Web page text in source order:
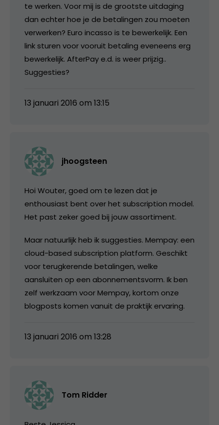
te werken. Voor mij is de grootste uitdaging
dan echter hoe je de betalingen zou moeten
verwerken? Euro incasso is te bewerkelijk. Een
link sturen voor vooruit betaling eveneens erg
bewerkelijk. AfterPay e.d. is weer prijzig..
Suggesties?
13 januari 2016 om 13:15
jhoogsteen
Hoi Wouter, goed om te lezen dat je
enthousiast bent over het subscription model.
Het past zeker goed bij jouw assortiment.
Maar natuurlijk heb ik suggesties. Mempay: een
cloud-based subscription platform. Geschikt
voor terugkerende betalingen, welke
aansluiten op een abonnementsvorm. Ik ben
zelf werkzaam voor Mempay, kortom onze
blogposts komen vanuit de praktijk ervaring.
13 januari 2016 om 13:28
Tom Ridder